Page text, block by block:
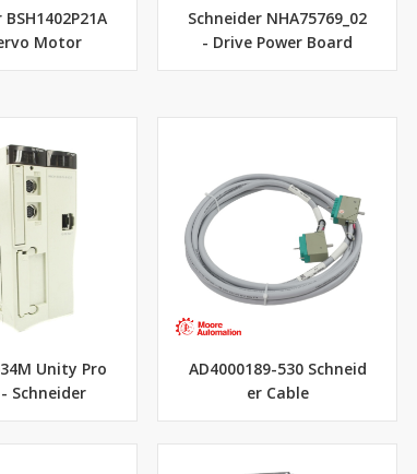
Motor
Schneider NHA75769_02
- Drive Power Board
Unity Pro
Schneider
AD4000189-530 Schneid
er Cable